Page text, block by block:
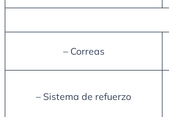
– Correas
– Sistema de refuerzo